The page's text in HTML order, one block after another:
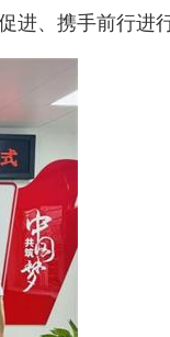
、携手前行进